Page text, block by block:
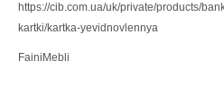
https://cib.com.ua/uk/private/products/
kartki/kartka-yevidnovlennya
FainiMebli